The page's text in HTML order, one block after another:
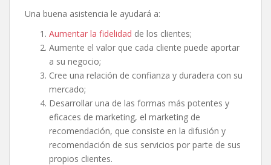
Una buena asistencia le ayudará a:
Aumentar la fidelidad de los clientes;
Aumente el valor que cada cliente puede aportar
a su negocio;
Cree una relación de confianza y duradera con su
mercado;
Desarrollar una de las formas más potentes y
eficaces de marketing, el marketing de
recomendación, que consiste en la difusión y
recomendación de sus servicios por parte de sus
propios clientes.